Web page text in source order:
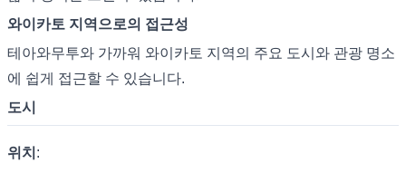
와이카토 지역으로의 접근성
테아와무투와 가까워 와이카토 지역의 주요 도시와 관광 명소
에 쉽게 접근할 수 있습니다.
도시
위치 :